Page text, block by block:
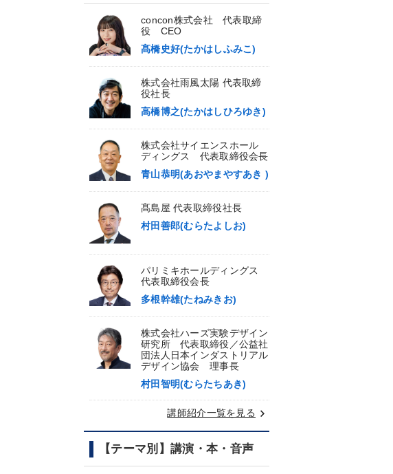
concon株式会社 代表取締
役 CEO
髙橋史好(たかはしふみこ)
株式会社雨風太陽 代表取締
役社長
高橋博之(たかはしひろゆき)
株式会社サイエンスホール
ディングス 代表取締役会長
青山恭明(あおやまやすあき )
髙島屋 代表取締役社長
村田善郎(むらたよしお)
パリミキホールディングス
代表取締役会長
多根幹雄(たねみきお)
株式会社ハーズ実験デザイン
研究所 代表取締役／公益社
団法人日本インダストリアル
デザイン協会 理事長
村田智明(むらたちあき)
講師紹介一覧を見る keyboard_arrow_right
【テーマ別】講演・本・音声